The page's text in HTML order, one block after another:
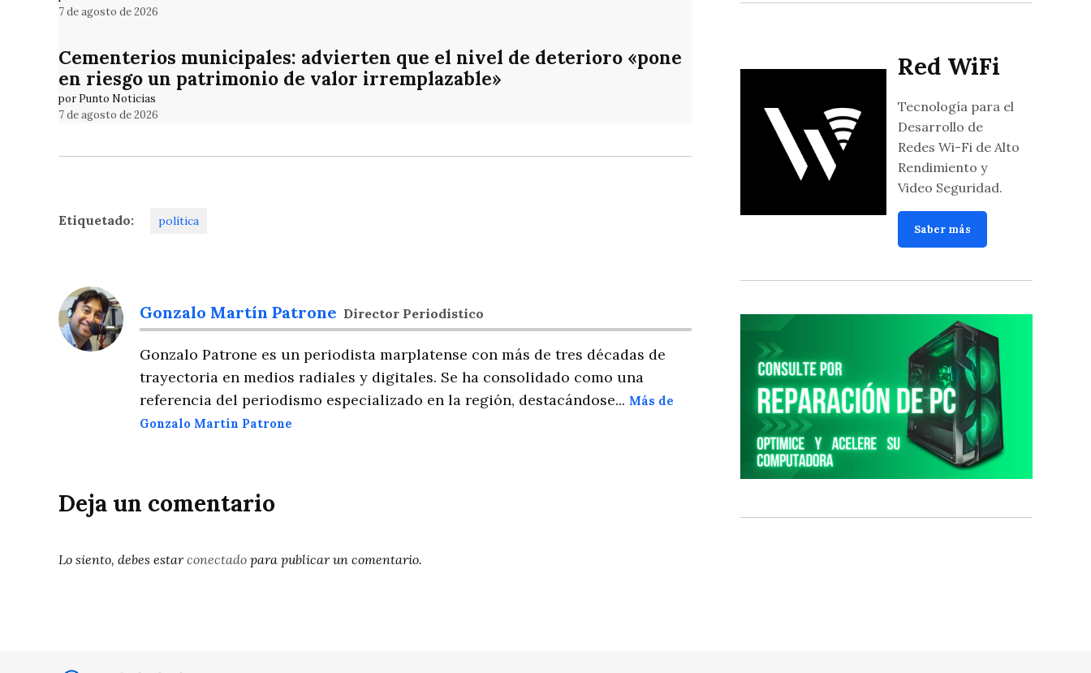
7 de agosto de 2026
Cementerios municipales: advierten que el nivel de deterioro «pone
en riesgo un patrimonio de valor irremplazable»
por Punto Noticias
7 de agosto de 2026
Etiquetado: política
Gonzalo Martín Patrone Director Periodistico
Gonzalo Patrone es un periodista marplatense con más de tres décadas de
trayectoria en medios radiales y digitales. Se ha consolidado como una
referencia del periodismo especializado en la región, destacándose... Más de
Gonzalo Martín Patrone
Deja un comentario
Lo siento, debes estarconectado para publicar un comentario.
Red WiFi
Tecnología para el
Desarrollo de
Redes Wi-Fi de Alto
Rendimiento y
Video Seguridad.
Saber más